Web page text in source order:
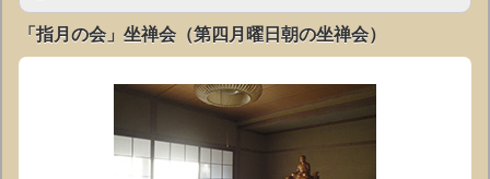
「指月の会」坐禅会（第四月曜日朝の坐禅会）